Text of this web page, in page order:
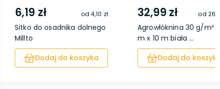
6,19 zł od4,10 zł
Sitko do osadnika dolnego
Millto
Dodaj do koszyka
32,99 zł od
Agrowłóknina 30 g/m²
m x 10 m biała ...
Dodaj do